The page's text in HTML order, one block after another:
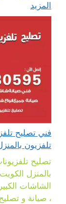
المزيد
تلفزيون
تصليح
بالمنزل
الشاشات
، صيانة و